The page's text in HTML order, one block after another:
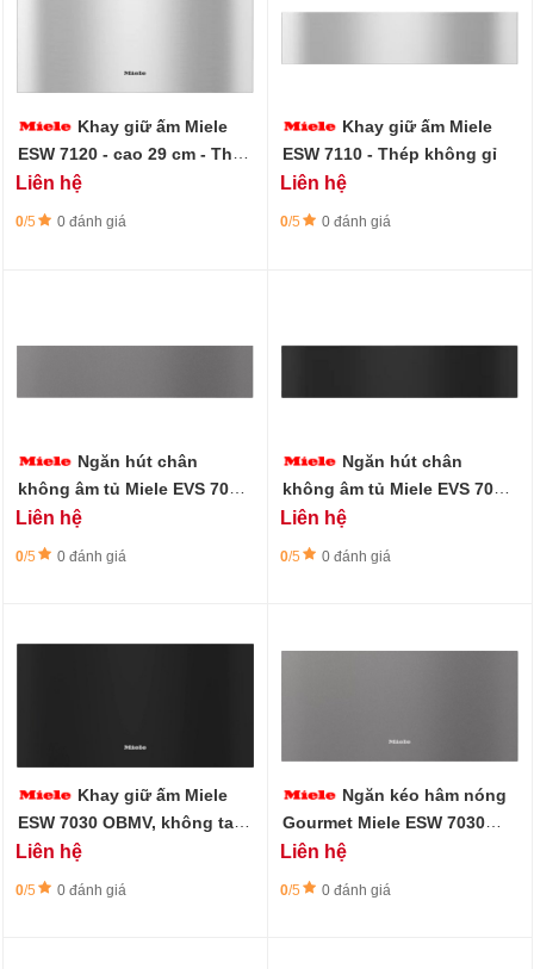
Khay giữ ấm Miele
ESW 7120 - cao 29 cm - Thép
không gỉ
Liên hệ
0/5 0 đánh giá
Khay giữ ấm Miele
ESW 7110 - Thép không gỉ
Liên hệ
0/5 0 đánh giá
Ngăn hút chân
không âm tủ Miele EVS 7010
GRGR, không tay cầm, cao
Liên hệ
0/5 0 đánh giá
Ngăn hút chân
không âm tủ Miele EVS 7010
OBSW, không tay cầm, cao
Liên hệ
0/5 0 đánh giá
Khay giữ ấm Miele
ESW 7030 OBMV, không tay
cầm cao 32 cm
Liên hệ
0/5 0 đánh giá
Ngăn kéo hâm nóng
Gourmet Miele ESW 7030
GRGR, không tay cầm cao
Liên hệ
0/5 0 đánh giá